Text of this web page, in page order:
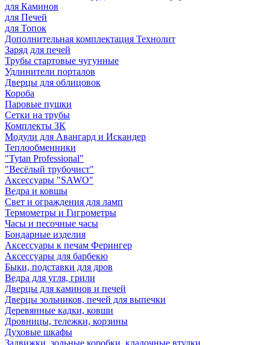
для Каминов
для Печей
для Топок
Дополнительная комплектация Технолит
Заряд для печей
Трубы стартовые чугунные
Удлинители порталов
Дверцы для облицовок
Короба
Паровые пушки
Сетки на трубы
Комплекты ЗК
Модули для Авангард и Искандер
Теплообменники
"Tytan Professional"
"Весёлый трубочист"
Аксессуары "SAWO"
Ведра и ковшы
Свет и ограждения для ламп
Термометры и Гигрометры
Часы и песочные часы
Бондарные изделия
Аксессуары к печам Ферингер
Аксессуары для барбекю
Быки, подставки для дров
Ведра для угля, грили
Дверцы для каминов и печей
Дверцы зольников, печей для выпечки
Деревянные кадки, ковши
Дровницы, тележки, корзины
Духовые шкафы
Задвижки, зольные коробки, кладочные втулки